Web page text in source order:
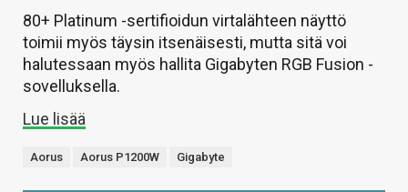
80+ Platinum -sertifioidun virtalähteen näyttö
toimii myös täysin itsenäisesti, mutta sitä voi
halutessaan myös hallita Gigabyten RGB Fusion -
sovelluksella.
Lue lisää
Aorus Aorus P1200W Gigabyte